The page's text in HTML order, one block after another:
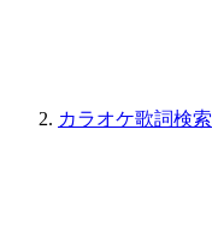
カラオケ歌詞検索